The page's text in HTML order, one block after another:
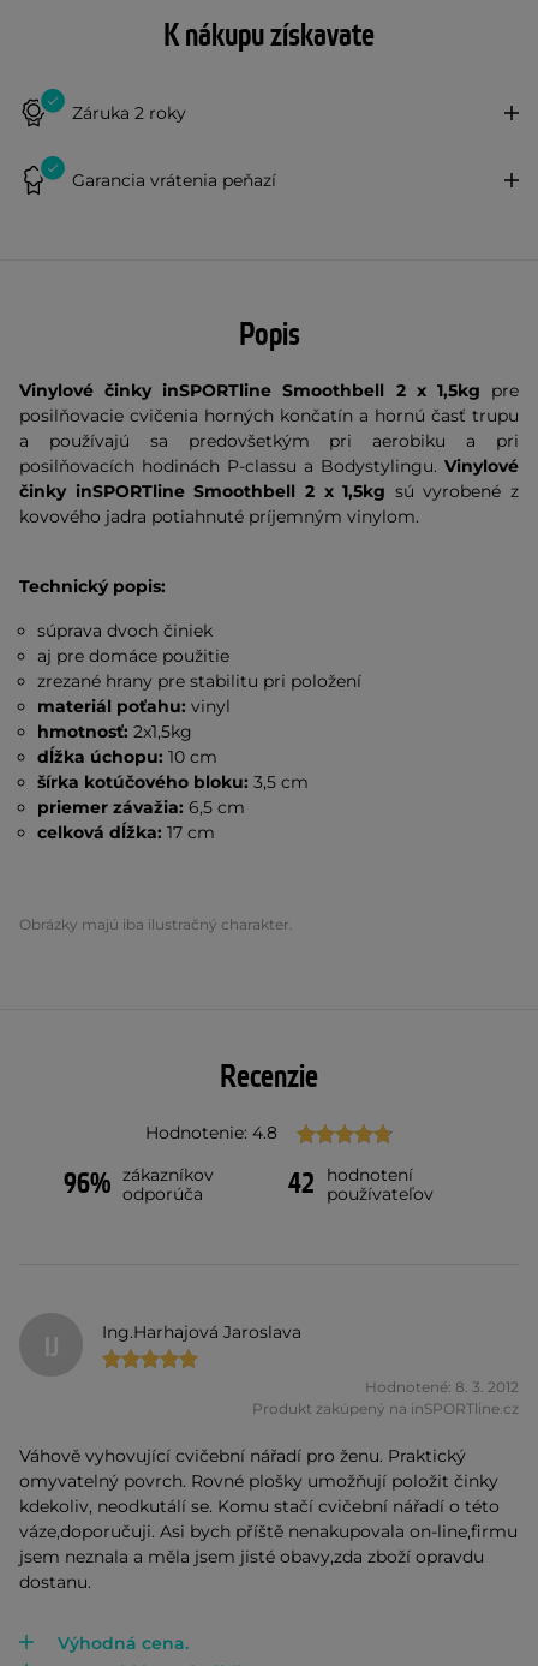
K nákupu získavate
Záruka 2 roky
Garancia vrátenia peňazí
Popis
Vinylové činky inSPORTline Smoothbell 2 x 1,5kg pre
posilňovacie cvičenia horných končatín a hornú časť trupu
a používajú sa predovšetkým pri aerobiku a pri
posilňovacích hodinách P-classu a Bodystylingu. Vinylové
činky inSPORTline Smoothbell 2 x 1,5kg sú vyrobené z
kovového jadra potiahnuté príjemným vinylom.
Technický popis:
súprava dvoch činiek
aj pre domáce použitie
zrezané hrany pre stabilitu pri položení
materiál poťahu: vinyl
hmotnosť: 2x1,5kg
dĺžka úchopu:10 cm
šírka kotúčového bloku:3,5 cm
priemer závažia:6,5 cm
celková dĺžka:17 cm
Obrázky majú iba ilustračný charakter.
Recenzie
Hodnotenie: 4.8
96% zákazníkov
odporúča
42
hodnotení
používateľov
IJ Ing.Harhajová Jaroslava
Hodnotené: 8. 3. 2012
Produkt zakúpený na inSPORTline.cz
Váhově vyhovující cvičební nářadí pro ženu. Praktický
omyvatelný povrch. Rovné plošky umožňují položit činky
kdekoliv, neodkutálí se. Komu stačí cvičební nářadí o této
váze,doporučuji. Asi bych příště nenakupovala on-line,firmu
jsem neznala a měla jsem jisté obavy,zda zboží opravdu
dostanu.
Výhodná cena.